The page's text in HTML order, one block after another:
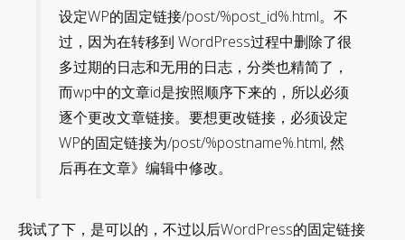
设定WP的固定链接/post/%post_id%.html。不
过，因为在转移到 WordPress过程中删除了很
多过期的日志和无用的日志，分类也精简了，
而wp中的文章id是按照顺序下来的，所以必须
逐个更改文章链接。要想更改链接，必须设定
WP的固定链接为/post/%postname%.html, 然
后再在文章》编辑中修改。
我试了下，是可以的，不过以后WordPress的固定链接